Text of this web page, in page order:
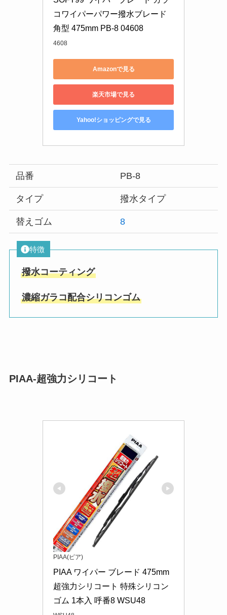
コワイパーパワー撥水ブレード
角型 475mm PB-8 04608
4608
Amazonで見る
楽天市場で見る
Yahoo!ショッピングで見る
品番 PB-8
タイプ 撥水タイプ
替えゴム 8
特徴
撥水コーティング
濃縮ガラコ配合シリコンゴム
PIAA-超強力シリコート
PIAA(ピア)
PIAA ワイパー ブレード 475mm
超強力シリコート 特殊シリコン
ゴム 1本入 呼番8 WSU48